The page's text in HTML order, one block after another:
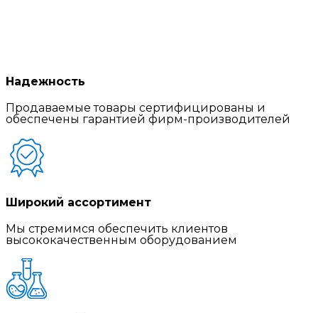
Надежность
Продаваемые товары сертифицированы и
обеспечены гарантией фирм-производителей
Широкий ассортимент
Мы стремимся обеспечить клиентов
высококачественным оборудованием